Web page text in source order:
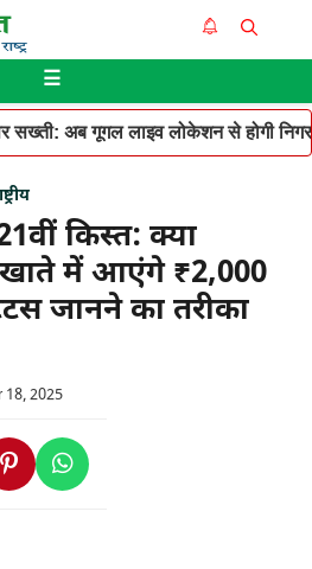
☰
सख्ती: अब गूगल लाइव लोकेशन से होगी
किस्त: क्या
खाते में आएंगे ₹2,000
जानने का तरीका
18, 2025